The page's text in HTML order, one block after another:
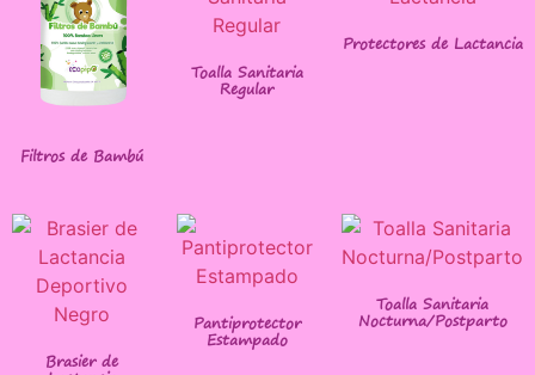
Filtros de Bambú
Toalla Sanitaria
Regular
Protectores de Lactancia
Brasier de
Pantiprotector
Estampado
Toalla Sanitaria
Nocturna/Postparto